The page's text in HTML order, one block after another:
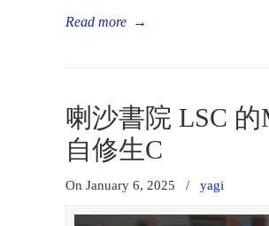
Read more →
喇沙書院 LSC 的
自修生C
On January 6, 2025 / yagi